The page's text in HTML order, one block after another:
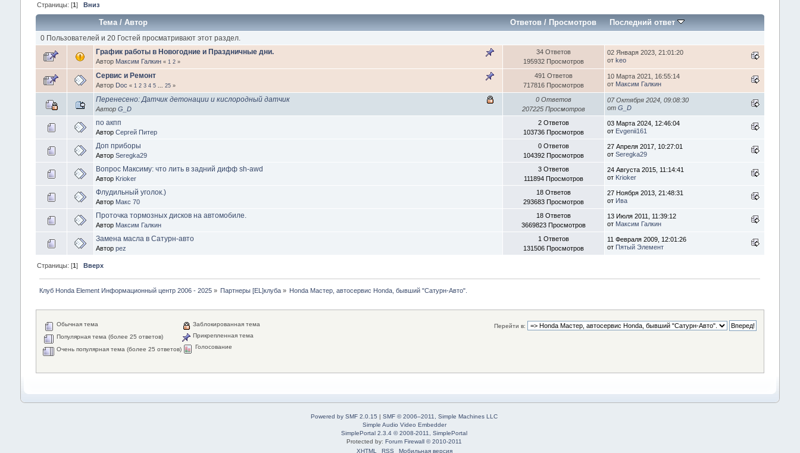
Страницы: [1] Вниз
Тема/ Автор Ответов/ Просмотров Последний ответ
0 Пользователей и 20 Гостей просматривают этот раздел.
График работы в Новогодние и Праздничные дни.
Автор Максим Галкин « 1 2»
34 Ответов
195932 Просмотров
02 Января 2023, 21:01:20
от keo
Сервис и Ремонт
Автор Doc « 1 2 3 4 5 25»
491 Ответов
717816 Просмотров
10 Марта 2021, 16:55:14
от Максим Галкин
Перенесено: Датчик детонации и кислородный датчик
Автор G_D
0 Ответов
207225 Просмотров
07 Октября 2024, 09:08:30
от G_D
по акпп
Автор Сергей Питер
2 Ответов
103736 Просмотров
03 Марта 2024, 12:46:04
от Evgenii161
Доп приборы
Автор Seregka29
0 Ответов
104392 Просмотров
27 Апреля 2017, 10:27:01
от Seregka29
Вопрос Максиму: что лить в задний дифф sh-awd
Автор Krioker
3 Ответов
111894 Просмотров
24 Августа 2015, 11:14:41
от Krioker
Флудильный уголок.)
Автор Макс 70
18 Ответов
293683 Просмотров
27 Ноября 2013, 21:48:31
от Ива
Проточка тормозных дисков на автомобиле.
Автор Максим Галкин
18 Ответов
3669823 Просмотров
13 Июля 2011, 11:39:12
от Максим Галкин
Замена масла в Сатурн-авто
Автор pez
1 Ответов
131506 Просмотров
11 Февраля 2009, 12:01:26
от Пятый Элемент
Страницы: [1] Вверх
Клуб Honda Element Информационный центр 2006 - 2025» Партнеры [EL]клуба » Honda Мастер, автосервис Honda, бывший "Сатурн-Авто".
Перейти в:
Обычная тема
Популярная тема (более 25 ответов)
Очень популярная тема (более 25 ответов)
Заблокированная тема
Прикрепленная тема
Голосование
Powered by SMF 2.0.15 |SMF © 2006–2011, Simple Machines LLC
Simple Audio Video Embedder
SimplePortal 2.3.4 © 2008-2011, SimplePortal
Protected by:Forum Firewall © 2010-2011
XHTML
RSS Мобильная версия